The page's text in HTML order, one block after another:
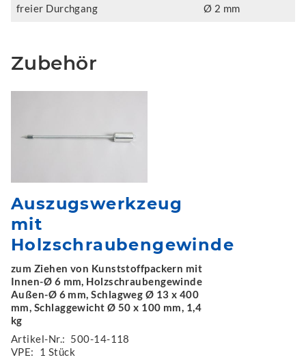
freier Durchgang Ø 2 mm
Zubehör
Auszugswerkzeug
mit
Holzschraubengewinde
zum Ziehen von Kunststoffpackern mit
Innen-Ø 6 mm, Holzschraubengewinde
Außen-Ø 6 mm, Schlagweg Ø 13 x 400
mm, Schlaggewicht Ø 50 x 100 mm, 1,4
kg
Artikel-Nr.: 500-14-118
VPE:
1 Stück